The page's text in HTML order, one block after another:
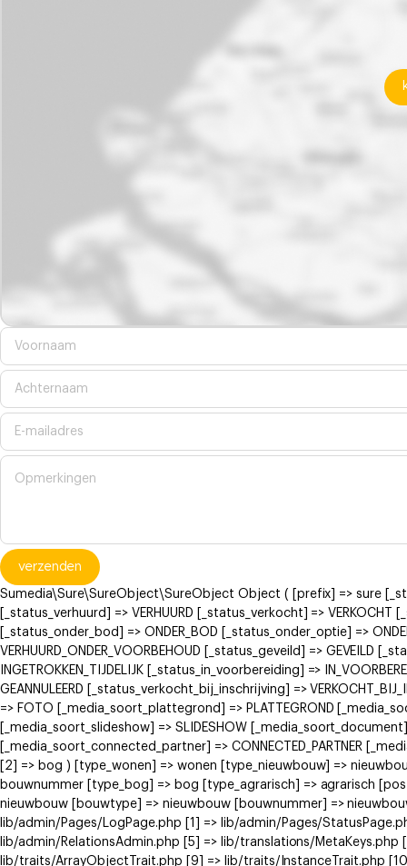
verzenden
Sumedia\Sure\SureObject\SureObject Object ( [prefix] => sure
[_status_verhuurd] => VERHUURD [_status_verkocht] =>
[_status_onder_bod] => ONDER_BOD [_status_onder_optie] =>
VERHUURD_ONDER_VOORBEHOUD [_status_geveild] => GEVEILD
INGETROKKEN_TIJDELIJK [_status_in_voorbereiding] =>
GEANNULEERD [_status_verkocht_bij_inschrijving] =>
=> FOTO [_media_soort_plattegrond] => PLATTEGROND
[_media_soort_slideshow] => SLIDESHOW
[_media_soort_connected_partner] => CONNECTED_PARTNER
[2] => bog ) [type_wonen] => wonen [type_nieuwbouw] =>
bouwnummer [type_bog] => bog [type_agrarisch] => agrarisch
nieuwbouw [bouwtype] => nieuwbouw [bouwnummer] =>
lib/admin/Pages/LogPage.php [1] => lib/admin/Pages/
lib/admin/RelationsAdmin.php [5] => lib/translations/
lib/traits/ArrayObjectTrait.php [9] => lib/traits/InstanceTrait.php